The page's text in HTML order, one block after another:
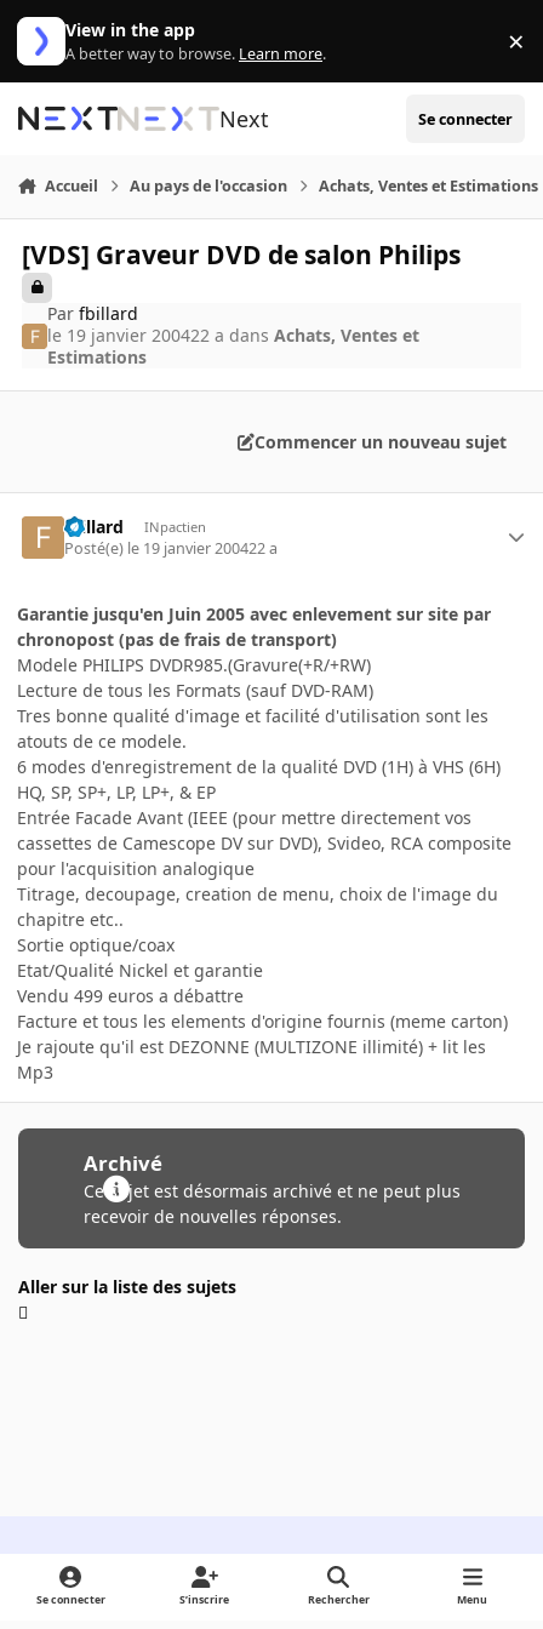
Aller au contenu
View in the app
A better way to browse. Learn more. ×
Next Se connecter
Accueil Au pays de l'occasion Achats, Ventes et Estimations
[VDS] Graveur DVD de salon Philips
Parfbillard
le 19 janvier 200422 a dansAchats, Ventes et
Estimations
Commencer un nouveau sujet
fbillard INpactien
Posté(e) le 19 janvier 200422 a
Garantie jusqu'en Juin 2005 avec enlevement sur site par
chronopost (pas de frais de transport)
Modele PHILIPS DVDR985.(Gravure(+R/+RW)
Lecture de tous les Formats (sauf DVD-RAM)
Tres bonne qualité d'image et facilité d'utilisation sont les
atouts de ce modele.
6 modes d'enregistrement de la qualité DVD (1H) à VHS (6H)
HQ, SP, SP+, LP, LP+, & EP
Entrée Facade Avant (IEEE (pour mettre directement vos
cassettes de Camescope DV sur DVD), Svideo, RCA composite
pour l'acquisition analogique
Titrage, decoupage, creation de menu, choix de l'image du
chapitre etc..
Sortie optique/coax
Etat/Qualité Nickel et garantie
Vendu 499 euros a débattre
Facture et tous les elements d'origine fournis (meme carton)
Je rajoute qu'il est DEZONNE (MULTIZONE illimité) + lit les
Mp3
Archivé
Ce sujet est désormais archivé et ne peut plus
recevoir de nouvelles réponses.
Aller sur la liste des sujets
Light ModeDark ModeSystem Preference
Se connecter S’inscrire Rechercher Menu